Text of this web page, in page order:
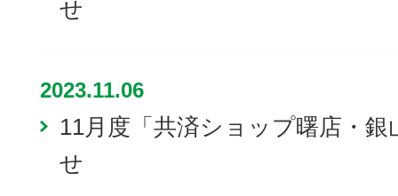
せ
2023.11.06
11月度「共済ショップ曙店・
せ